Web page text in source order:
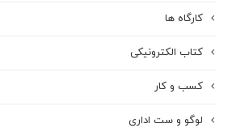
کارگاه ها
کتاب الکترونیکی
کسب و کار
لوگو و ست اداری